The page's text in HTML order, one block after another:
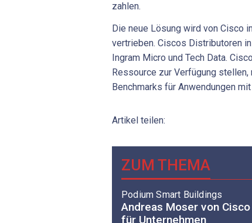
zahlen.
Die neue Lösung wird von Cisco
vertrieben. Ciscos Distributoren
Ingram Micro und Tech Data.
Ressource zur Verfügung
Benchmarks für Anwendungen
Artikel teilen:
ZUM THEMA
Podium Smart Buildings
Andreas Moser von
für Unternehmen